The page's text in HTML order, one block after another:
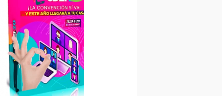
original
era:
$45.00.
actual
es:
$4.00.